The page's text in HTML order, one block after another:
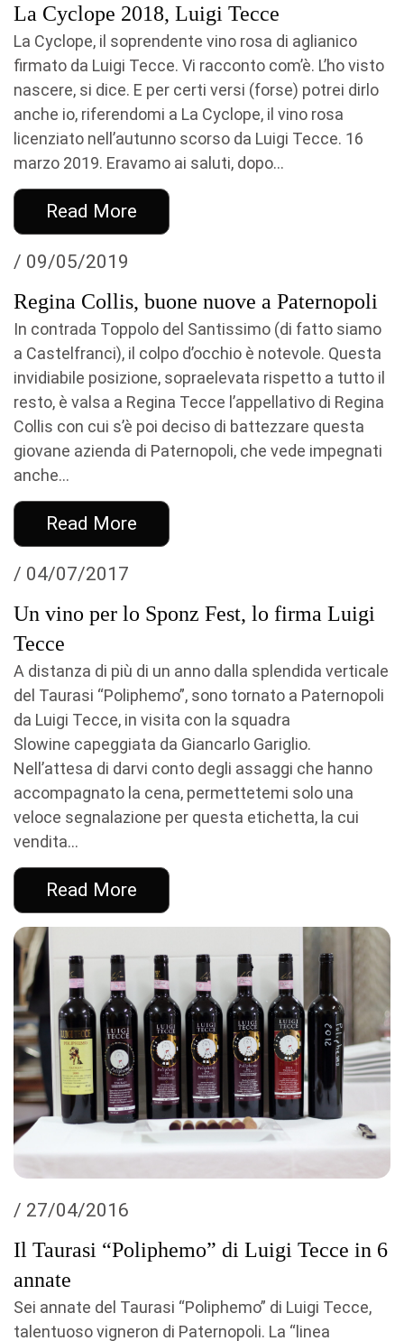
La Cyclope 2018, Luigi Tecce
La Cyclope, il soprendente vino rosa di aglianico
firmato da Luigi Tecce. Vi racconto com’è. L’ho visto
nascere, si dice. E per certi versi (forse) potrei dirlo
anche io, riferendomi a La Cyclope, il vino rosa
licenziato nell’autunno scorso da Luigi Tecce. 16
marzo 2019. Eravamo ai saluti, dopo...
Read More
/ 09/05/2019
Regina Collis, buone nuove a Paternopoli
In contrada Toppolo del Santissimo (di fatto siamo
a Castelfranci), il colpo d’occhio è notevole. Questa
invidiabile posizione, sopraelevata rispetto a tutto il
resto, è valsa a Regina Tecce l’appellativo di Regina
Collis con cui s’è poi deciso di battezzare questa
giovane azienda di Paternopoli, che vede impegnati
anche...
Read More
/ 04/07/2017
Un vino per lo Sponz Fest, lo firma Luigi
Tecce
A distanza di più di un anno dalla splendida verticale
del Taurasi “Poliphemo”, sono tornato a Paternopoli
da Luigi Tecce, in visita con la squadra
Slowine capeggiata da Giancarlo Gariglio.
Nell’attesa di darvi conto degli assaggi che hanno
accompagnato la cena, permettetemi solo una
veloce segnalazione per questa etichetta, la cui
vendita...
Read More
/ 27/04/2016
Il Taurasi “Poliphemo” di Luigi Tecce in 6
annate
Sei annate del Taurasi “Poliphemo” di Luigi Tecce,
talentuoso vigneron di Paternopoli. La “linea